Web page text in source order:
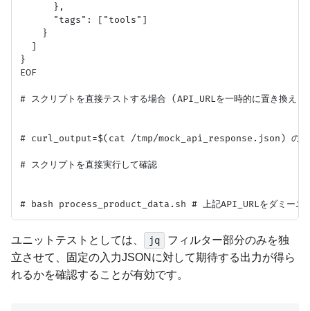
      },
      "tags": ["tools"]
    }
  ]
}
EOF
# スクリプトを直接テストする場合 (API_URLを一時的に置き換え)
# curl_output=$(cat /tmp/mock_api_response.json) のよう
# スクリプトを直接実行して確認
ユニットテストとしては、 jq
フィルター部分のみを独
立させて、固定の入力JSONに対して期待する出力が得ら
れるかを確認することが有効です。